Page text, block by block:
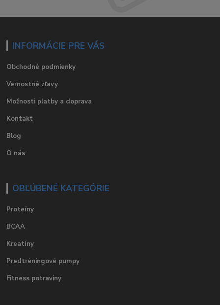
INFORMÁCIE PRE VÁS
Obchodné podmienky
Vernostné zľavy
Možnosti platby a doprava
Kontakt
Blog
O nás
OBĽÚBENÉ KATEGÓRIE
Proteíny
BCAA
Kreatíny
Predtréningové pumpy
Fitness potraviny